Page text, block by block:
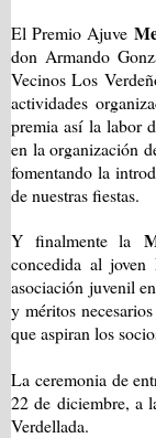
El Premio Ajuve
don Armando
Vecinos Los
actividades
premia así la labor
en la organización
fomentando la
de nuestras fiestas.
Y finalmentela
concedida al
asociación juvenil
y méritos
que aspiran los
La ceremonia de
22 de diciembre, a
Verdellada.